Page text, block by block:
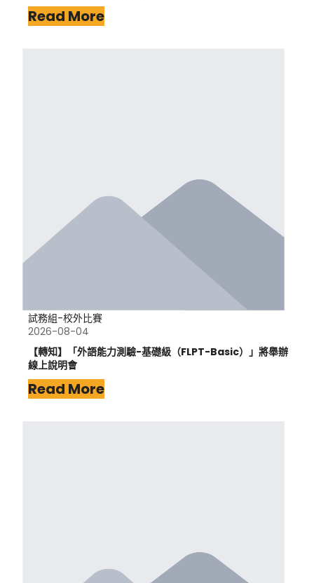
Read More
試務組-校外比賽
2026-08-04
【轉知】「外語能力測驗-基礎級（FLPT-Basic）」將舉辦
線上說明會
Read More